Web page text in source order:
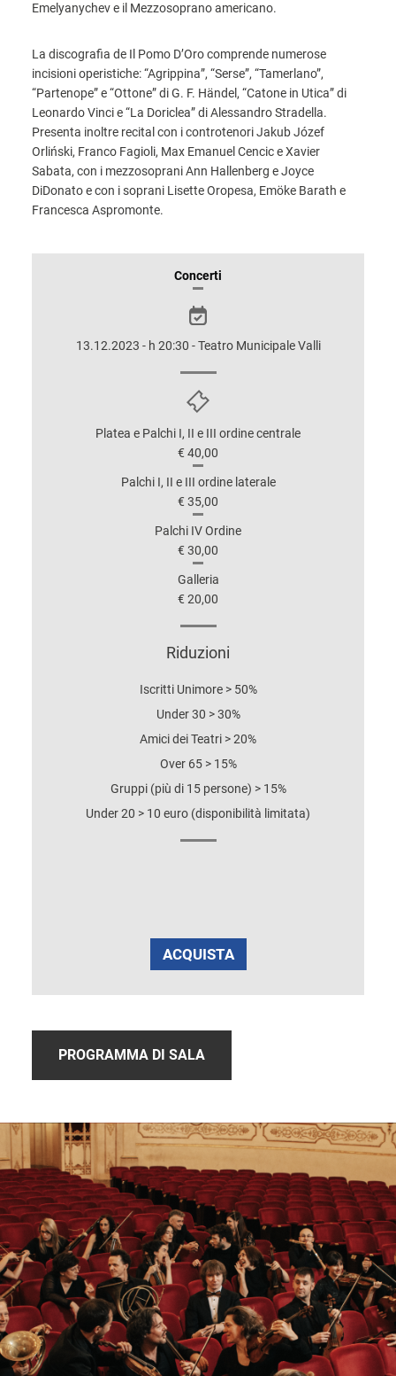
Emelyanychev e il Mezzosoprano americano.
La discografia de Il Pomo D’Oro comprende numerose
incisioni operistiche: “Agrippina”, “Serse”, “Tamerlano”,
“Partenope” e “Ottone” di G. F. Händel, “Catone in Utica” di
Leonardo Vinci e “La Doriclea” di Alessandro Stradella.
Presenta inoltre recital con i controtenori Jakub Józef
Orliński, Franco Fagioli, Max Emanuel Cencic e Xavier
Sabata, con i mezzosoprani Ann Hallenberg e Joyce
DiDonato e con i soprani Lisette Oropesa, Emöke Barath e
Francesca Aspromonte.
INFORMAZIONIConcerti
13.12.2023 - h 20:30 - Teatro Municipale Valli
Platea e Palchi I, II e III ordine centrale
€ 40,00
Palchi I, II e III ordine laterale
€ 35,00
Palchi IV Ordine
€ 30,00
Galleria
€ 20,00
Riduzioni
Iscritti Unimore > 50%
Under 30 > 30%
Amici dei Teatri > 20%
Over 65 > 15%
Gruppi (più di 15 persone) > 15%
Under 20 > 10 euro (disponibilità limitata)
ACQUISTA
PROGRAMMA DI SALA